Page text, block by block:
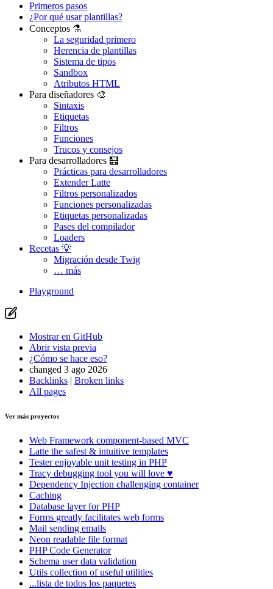
Primeros pasos
¿Por qué usar plantillas?
Conceptos ⚗️
La seguridad primero
Herencia de plantillas
Sistema de tipos
Sandbox
Atributos HTML
Para diseñadores 🎨
Sintaxis
Etiquetas
Filtros
Funciones
Trucos y consejos
Para desarrolladores 🧮
Prácticas para desarrolladores
Extender Latte
Filtros personalizados
Funciones personalizadas
Etiquetas personalizadas
Pases del compilador
Loaders
Recetas 💡
Migración desde Twig
… más
Playground
Mostrar en GitHub
Abrir vista previa
¿Cómo se hace eso?
changed 3 ago 2026
Backlinks | Broken links
All pages
Ver más proyectos
Web Framework component-based MVC
Latte the safest & intuitive templates
Testerenjoyable unit testing in PHP
Tracy debugging tool you will love ♥
Dependency Injection challenging container
Caching
Database layer for PHP
Forms greatly facilitates web forms
Mail sending emails
Neon readable file format
PHP Code Generator
Schema user data validation
Utils collection of useful utilities
...lista de todos los paquetes